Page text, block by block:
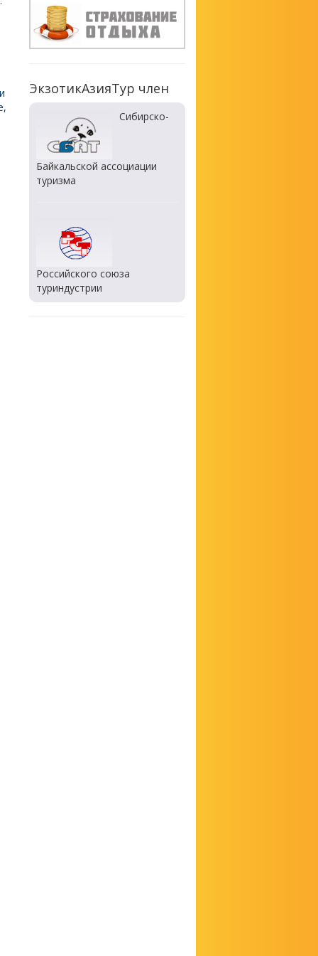
ЭкзотикАзияТур член
Сибирско-
Байкальской ассоциации
туризма
Российского союза
туриндустрии